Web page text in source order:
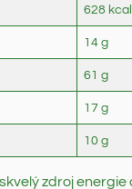
628 kcal
14 g
61 g
17 g
10 g
zdroj